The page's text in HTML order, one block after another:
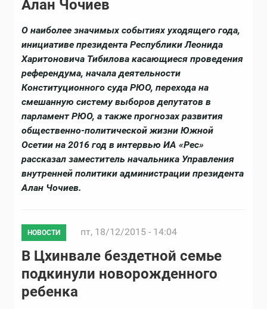
Алан Чочиев
О наиболее значимых событиях уходящего года,
инициативе президента Республики Леонида
Харитоновича Тибилова касающиеся проведения
референдума, начала деятельности
Конституционного суда РЮО, перехода на
смешанную систему выборов депутатов в
парламент РЮО, а также прогнозах развития
общественно-политической жизни Южной
Осетии на 2016 год в интервью ИА «Рес»
рассказал заместитель начальника Управления
внутренней политики администрации президента
Алан Чочиев.
НОВОСТИ пт, 18/12/2015 - 14:04
В Цхинвале бездетной семье
подкинули новорожденного
ребенка